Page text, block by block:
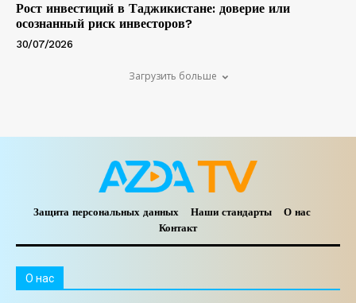
Рост инвестиций в Таджикистане: доверие или
осознанный риск инвесторов?
30/07/2026
Загрузить больше
Защита персональных данных Наши стандарты
О нас
Контакт
O нас